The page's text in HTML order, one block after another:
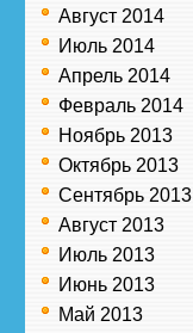
Август 2014
Июль 2014
Апрель 2014
Февраль 2014
Ноябрь 2013
Октябрь 2013
Сентябрь 2013
Август 2013
Июль 2013
Июнь 2013
Май 2013